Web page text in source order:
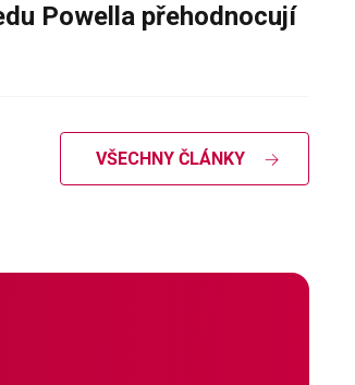
Powella přehodnocují
VŠECHNY ČLÁNKY